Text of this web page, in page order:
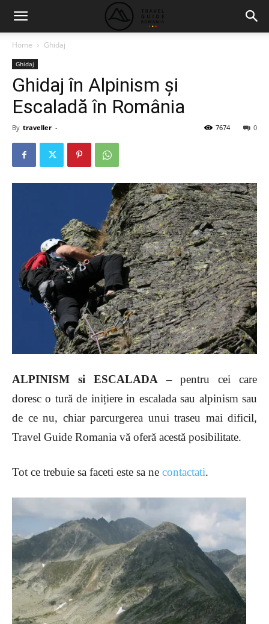
Home Ghidaj
Ghidaj
Ghidaj în Alpinism și
Escaladă în România
By traveller - 0
7674
ALPINISM si ESCALADA –pentru cei care
doresc o tură de inițiere in escalada sau alpinism sau
de ce nu, chiar parcurgerea unui traseu mai dificil,
Travel Guide Romania vă oferă acestă posibilitate.
Tot ce trebuie sa faceti este sa ne contactati.